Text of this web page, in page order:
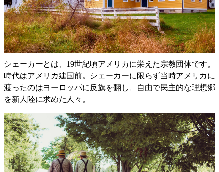
シェーカーとは、19世紀頃アメリカに栄えた宗教団体です。
時代はアメリカ建国前。シェーカーに限らず当時アメリカに
渡ったのはヨーロッパに反旗を翻し、自由で民主的な理想郷
を新大陸に求めた人々。